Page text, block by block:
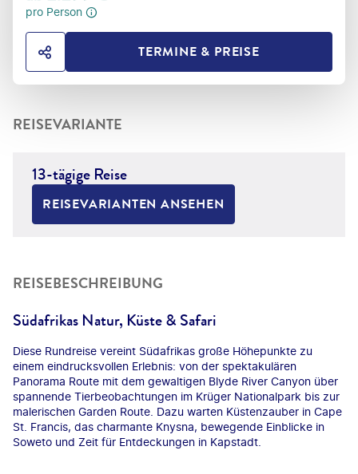
pro Person
HOTEL TEILENTERMINE & PREISE
REISEVARIANTE
13-tägige Reise
REISEVARIANTEN ANSEHEN
REISEBESCHREIBUNG
Südafrikas Natur, Küste & Safari
Diese Rundreise vereint Südafrikas große Höhepunkte zu
einem eindrucksvollen Erlebnis: von der spektakulären
Panorama Route mit dem gewaltigen Blyde River Canyon über
spannende Tierbeobachtungen im Krüger Nationalpark bis zur
malerischen Garden Route. Dazu warten Küstenzauber in Cape
St. Francis, das charmante Knysna, bewegende Einblicke in
Soweto und Zeit für Entdeckungen in Kapstadt.